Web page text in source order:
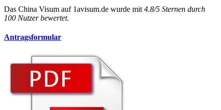
Das China Visum auf 1avisum.de wurde mit 4.8/5 Sternen durch
100 Nutzer bewertet.
Antragsformular